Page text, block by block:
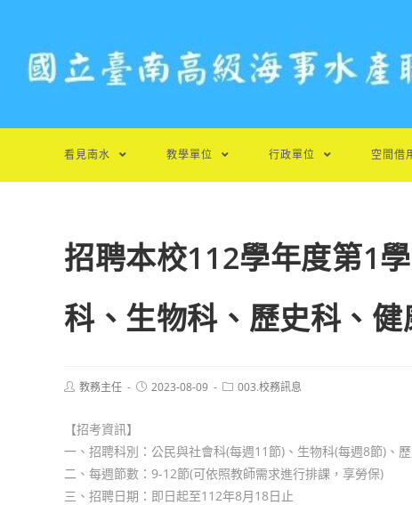
看見南水 教學單位 行政單位 空間借
招聘本校112學年度第1
科、生物科、歷史科、
Post教務主任
Post2023-08-09
Post003.校務訊息
【招考資訊】
一、招聘科別：公民與社會科(每週11節)、生物科(每週8節)、
二、每週節數：9-12節(可依照教師需求進行排課，享勞保)
三、招聘日期：即日起至112年8月18日止